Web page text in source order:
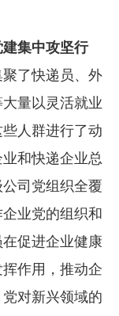
集中攻坚行
了快递员、外
量以灵活就业
人群进行了动
和快递企业总
司党组织全覆
业党的组织和
促进企业健康
作用，推动企
对新兴领域的